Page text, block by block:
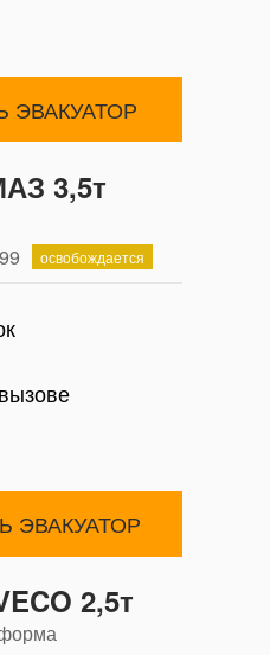
ЭВАКУАТОР
3,5т
освобождается
ЭВАКУАТОР
2,5т